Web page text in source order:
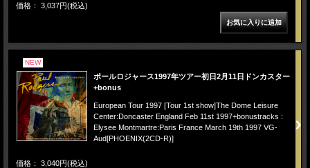
価格： 3,037円(税込)
NEW
ポールロジャース1997年ツアー初日2月11日ドンカスター
+bonus
European Tour 1997 [Tour 1st show]The Dome Leisure
Center:Doncaster England Feb 11st 1997+bonustracks :
Elysee Montmartre:Paris France March 19th 1997 VG-
Aud[PHOENIX(2CD-R)]
価格： 3,040円(税込)